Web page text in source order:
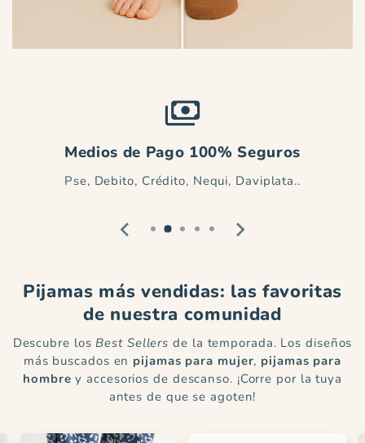
payments
Medios de Pago 100% Seguros
Pse, Debito, Crédito, Nequi, Daviplata..
Pijamas más vendidas: las favoritas
de nuestra comunidad
Descubre los Best Sellers de la temporada. Los diseños
más buscados en pijamas para mujer, pijamas para
hombre y accesorios de descanso. ¡Corre por la tuya
antes de que se agoten!